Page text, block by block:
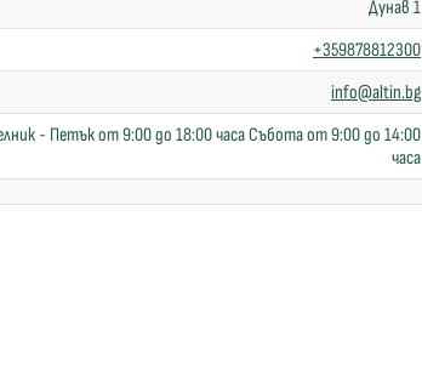
Дунав 1
+359878812300
info@altin.bg
- Петък от 9:00 до 18:00 часа Събота от 9:00 до 14:00
часа